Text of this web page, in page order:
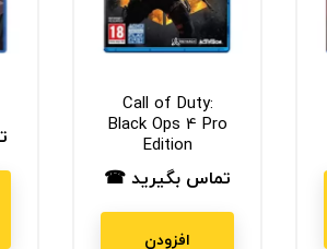
Call of Duty:
Black Ops 4 Pro
Edition
قیمت
تماس بگیرید ☎
افزودن